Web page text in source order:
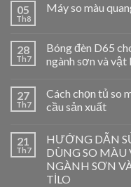
05
Th8
Máy so màu
28
Th7
Bóng đèn D65
ngành sơn và vật
27
Th7
Cách chọn tủ so
cầu sản xuất
21
Th7
HƯỚNG DẪN
DÙNG SO MÀU
NGÀNH SƠN
TİLO